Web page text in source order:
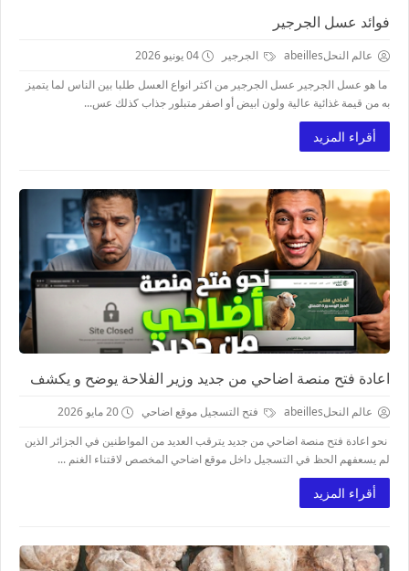
فوائد عسل الجرجير
عالم النحلabeilles الجرجير
04 يونيو 2026
ما هو عسل الجرجير عسل الجرجير من اكثر انواع العسل طلبا بين الناس لما يتميز
به من قيمة غذائية عالية ولون ابيض أو اصفر متبلور جذاب كذلك عس...
أقراء المزيد
اعادة فتح منصة اضاحي من جديد وزير الفلاحة يوضح و يكشف
عالم النحلabeilles فتح التسجيل موقع اضاحي
20 مايو 2026
نحو اعادة فتح منصة اضاحي من جديد يترقب العديد من المواطنين في الجزائر الذين
لم يسعفهم الحظ في التسجيل داخل موقع اضاحي المخصص لاقتناء الغنم ...
أقراء المزيد